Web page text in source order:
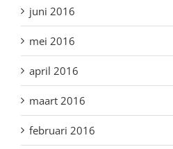
juni 2016
mei 2016
april 2016
maart 2016
februari 2016